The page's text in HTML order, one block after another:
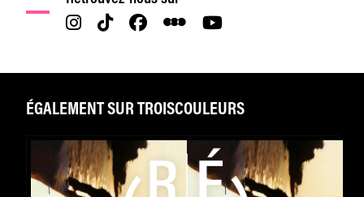
ÉGALEMENT SUR TROISCOULEURS